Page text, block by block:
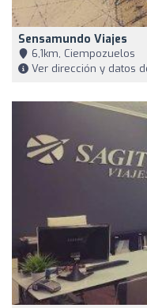
Sensamundo Viajes
6,1km, Ciempozuelos
Ver dirección y datos